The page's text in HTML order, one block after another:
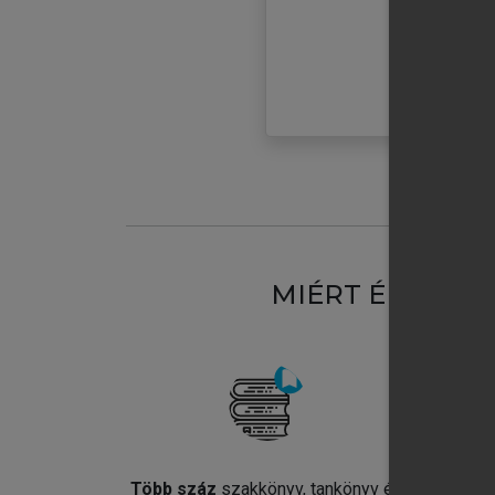
MIÉRT
Több száz szakkönyv, tankönyv és